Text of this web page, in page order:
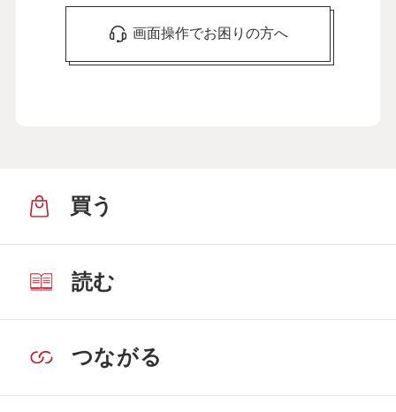
画面操作でお困りの方へ
買う
読む
つながる